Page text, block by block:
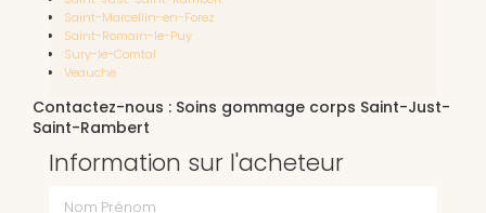
Saint-Marcellin-en-Forez
Saint-Romain-le-Puy
Sury-le-Comtal
Veauche
Contactez-nous : Soins gommage corps Saint-Just-
Saint-Rambert
Information sur l'acheteur